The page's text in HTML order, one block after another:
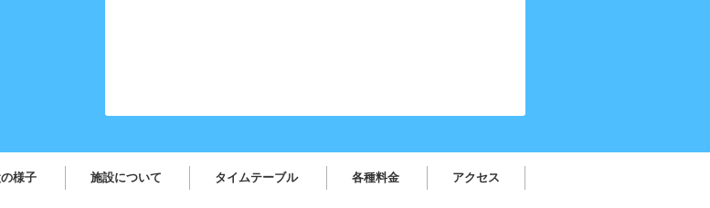
様子 施設について タイムテーブル 各種料金 アクセス